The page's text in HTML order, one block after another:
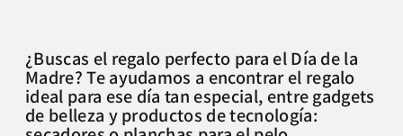
¿Buscas el regalo perfecto para el Día de la
Madre? Te ayudamos a encontrar el regalo
ideal para ese día tan especial, entre gadgets
de belleza y productos de tecnología: